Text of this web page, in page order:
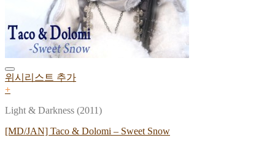
위시리스트 추가
+
Light & Darkness (2011)
[MD/JAN] Taco & Dolomi – Sweet Snow